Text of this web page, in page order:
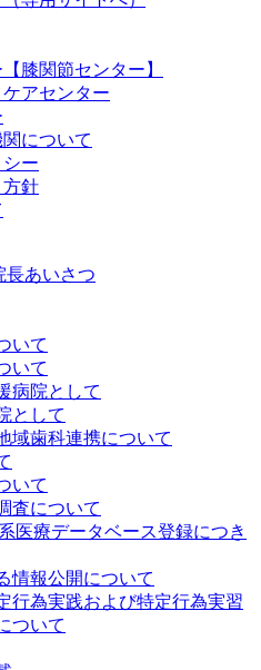
膝関節センター】
アセンター
について
ー
方針
長あいさつ
いて
いて
病院として
として
域歯科連携について
いて
査について
医療データベース登録につき
情報公開について
行為実践および特定行為実習
ついて